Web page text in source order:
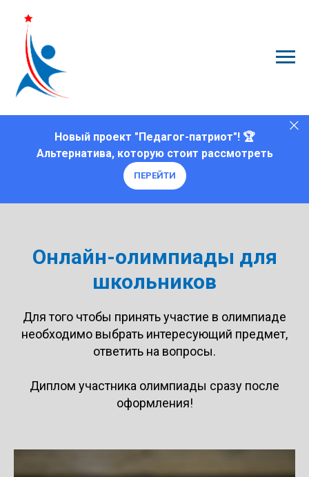
Новый проект "Педагог-патриот"! 🏆
Альтернатива, которую стоит рассмотреть
ПЕРЕЙТИ
Онлайн-олимпиады для
школьников
Для того чтобы принять участие в олимпиаде
необходимо выбрать интересующий предмет,
ответить на вопросы.
Диплом участника олимпиады сразу после
оформления!